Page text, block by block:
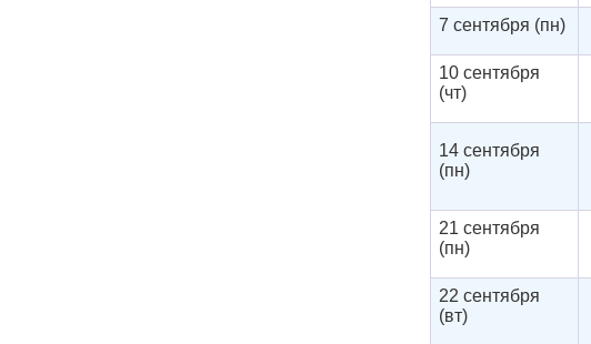
7 сентября (пн)
10 сентября
(чт)
14 сентября
(пн)
21 сентября
(пн)
22 сентября
(вт)